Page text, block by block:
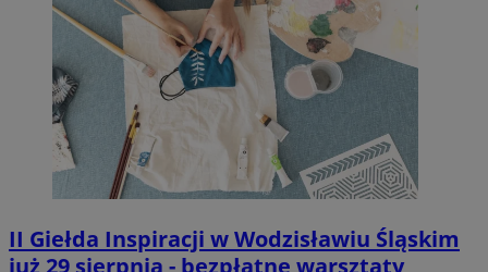
II Giełda Inspiracji w Wodzisławiu Śląskim
już 29 sierpnia - bezpłatne warsztaty